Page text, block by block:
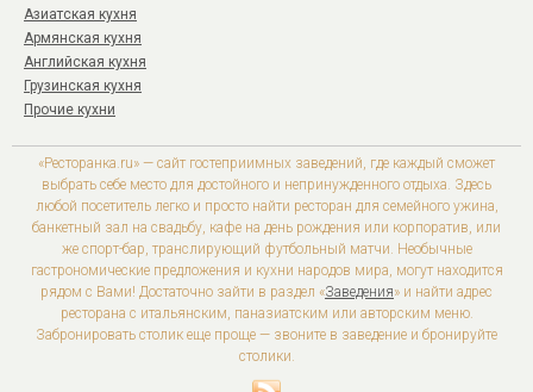
Азиатская кухня
Армянская кухня
Английская кухня
Грузинская кухня
Прочие кухни
«Ресторанка.ru» — сайт гостеприимных заведений, где каждый сможет
выбрать себе место для достойного и непринужденного отдыха. Здесь
любой посетитель легко и просто найти ресторан для семейного ужина,
банкетный зал на свадьбу, кафе на день рождения или корпоратив, или
же спорт-бар, транслирующий футбольный матчи. Необычные
гастрономические предложения и кухни народов мира, могут находится
рядом с Вами! Достаточно зайти в раздел «Заведения» и найти адрес
ресторана с итальянским, паназиатским или авторским меню.
Забронировать столик еще проще — звоните в заведение и бронируйте
столики.